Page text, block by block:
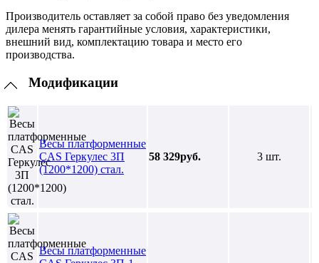
Производитель оставляет за собой право без уведомления
дилера менять гарантийные условия, характеристики,
внешний вид, комплектацию товара и место его
производства.
Модификации
Весы платформенные
CAS Геркулес 3П
(1200*1200) стал.
58 329руб. 3 шт.
Весы платформенные